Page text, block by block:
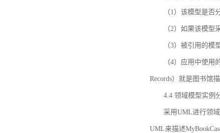
（1）该模型是
（2）如果该模
（3）被引用的模
（4）应用中使用
Records）就是图书馆
4.4 领域模型实例
采用UML进行领
UML来描述